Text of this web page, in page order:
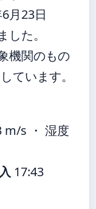
月23日
た。
機関のもの
ています。
m/s ・ 湿度
17:43